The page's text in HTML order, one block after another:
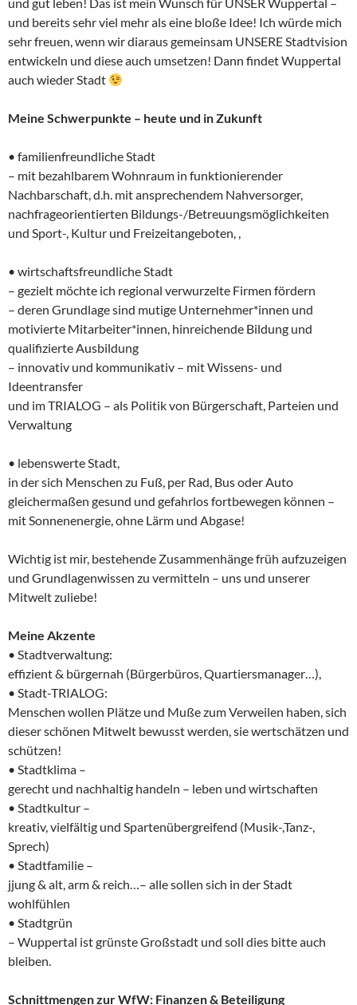
und bereits sehr viel mehr als eine bloße Idee! Ich würde mich
sehr freuen, wenn wir diaraus gemeinsam UNSERE Stadtvision
entwickeln und diese auch umsetzen! Dann findet Wuppertal
auch wieder Stadt
Meine Schwerpunkte – heute und in Zukunft
• familienfreundliche Stadt
– mit bezahlbarem Wohnraum in funktionierender
Nachbarschaft, d.h. mit ansprechendem Nahversorger,
nachfrageorientierten Bildungs-/Betreuungsmöglichkeiten
und Sport-, Kultur und Freizeitangeboten, ,
• wirtschaftsfreundliche Stadt
– gezielt möchte ich regional verwurzelte Firmen fördern
– deren Grundlage sind mutige Unternehmer*innen und
motivierte Mitarbeiter*innen, hinreichende Bildung und
qualifizierte Ausbildung
– innovativ und kommunikativ – mit Wissens- und
Ideentransfer
und im TRIALOG – als Politik von Bürgerschaft, Parteien und
Verwaltung
• lebenswerte Stadt,
in der sich Menschen zu Fuß, per Rad, Bus oder Auto
gleichermaßen gesund und gefahrlos fortbewegen können –
mit Sonnenenergie, ohne Lärm und Abgase!
Wichtig ist mir, bestehende Zusammenhänge früh aufzuzeigen
und Grundlagenwissen zu vermitteln – uns und unserer
Mitwelt zuliebe!
Meine Akzente
• Stadtverwaltung:
effizient & bürgernah (Bürgerbüros, Quartiersmanager…),
• Stadt-TRIALOG:
Menschen wollen Plätze und Muße zum Verweilen haben, sich
dieser schönen Mitwelt bewusst werden, sie wertschätzen und
schützen!
• Stadtklima –
gerecht und nachhaltig handeln – leben und wirtschaften
• Stadtkultur –
kreativ, vielfältig und Spartenübergreifend (Musik-,Tanz-,
Sprech)
• Stadtfamilie –
jjung & alt, arm & reich…– alle sollen sich in der Stadt
wohlfühlen
• Stadtgrün
– Wuppertal ist grünste Großstadt und soll dies bitte auch
bleiben.
Schnittmengen zur WfW: Finanzen & Beteiligung